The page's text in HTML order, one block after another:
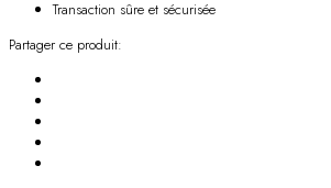
Transaction sûre et sécurisée
Partager ce produit: